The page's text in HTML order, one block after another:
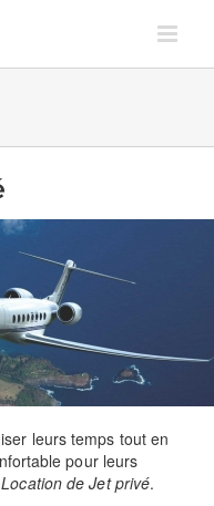
leurs temps tout en
pour leurs
Location de Jet privé.